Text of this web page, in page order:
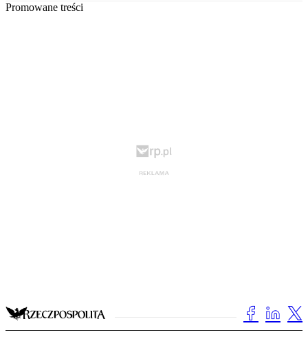
Promowane treści